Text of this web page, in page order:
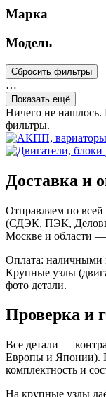
Марка
Модель
Сбросить фильтры
…
Показать ещё
Ничего не нашлось.
фильтры.
Доставка и
Отправляем по
(СДЭК, ПЭК,
Москве и области —
Оплата: наличными
Крупные узлы
фото детали.
Проверка и
Все детали —
Европы и Японии).
комплектность и
На крупные узлы